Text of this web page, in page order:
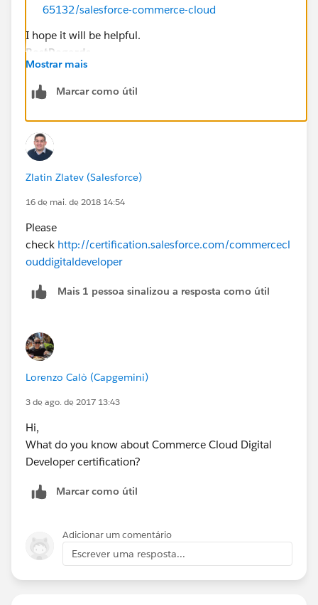
65132/salesforce-commerce-cloud
I hope it will be helpful.
BestRegards
RahulKumar
Mostrar mais
Marcar como útil
Zlatin Zlatev (Salesforce)
16 de mai. de 2018 14:54
Please
check http://certification.salesforce.com/commercecl
ouddigitaldeveloper
Mais 1 pessoa sinalizou a resposta como útil
Lorenzo Calò (Capgemini)
3 de ago. de 2017 13:43
Hi,
What do you know about Commerce Cloud Digital
Developer certification?
Marcar como útil
Adicionar um comentário
Escrever uma resposta...